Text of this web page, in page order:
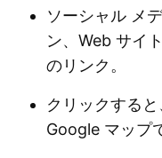
ソーシャル メ
ン、Web サイ
のリンク。
クリックする
Google マップ